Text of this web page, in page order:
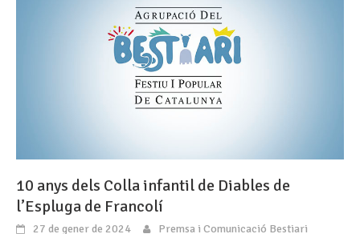
10 anys dels Colla infantil de Diables de
l’Espluga de Francolí
27 de gener de 2024 Premsa i Comunicació Bestiari